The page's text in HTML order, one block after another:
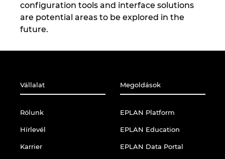
configuration tools and interface solutions
are potential areas to be explored in the
future.
Vállalat
Rólunk
Hírlevél
Karrier
Megoldások
EPLAN Platform
EPLAN Education
EPLAN Data Portal